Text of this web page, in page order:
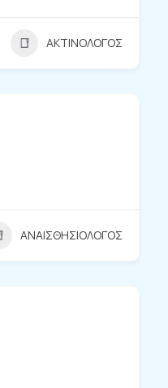
ΑΚΤΙΝΟΛΟΓΟΣ
ΑΝΑΙΣΘΗΣΙΟΛΟΓΟΣ